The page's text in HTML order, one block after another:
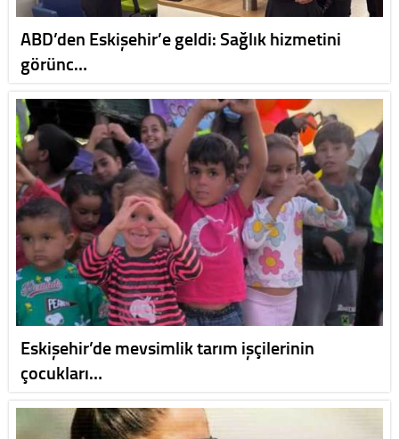
ABD’den Eskişehir’e geldi: Sağlık hizmetini
görünc…
Eskişehir’de mevsimlik tarım işçilerinin
çocukları…